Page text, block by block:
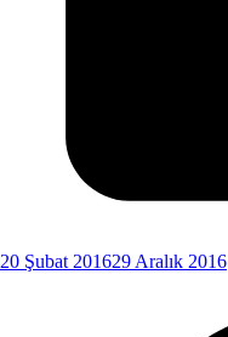
20 Şubat 201629 Aralık 2016